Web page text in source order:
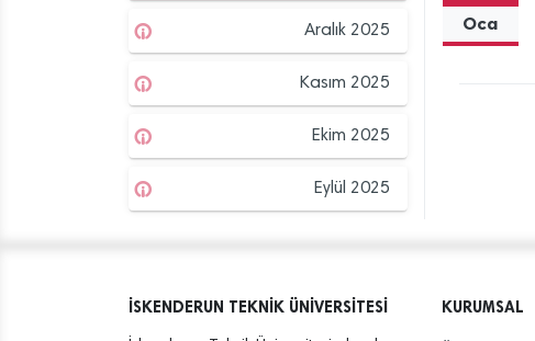
Aralık 2025
Kasım 2025
Ekim 2025
Eylül 2025
Oca
İSKENDERUN TEKNİK ÜNİVERSİTESİ KURUMSAL